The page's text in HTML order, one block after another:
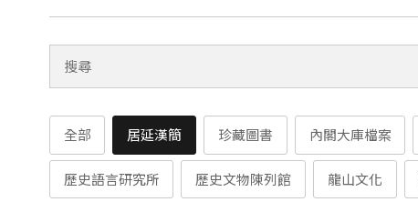
全部 居延漢簡 珍藏圖書 內閣大庫檔案
歷史語言研究所 歷史文物陳列館 龍山文化